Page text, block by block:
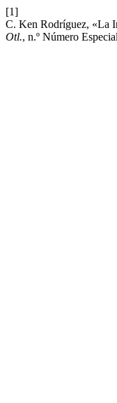
[1]
C. Ken Rodríguez, «La
Otl., n.º Número